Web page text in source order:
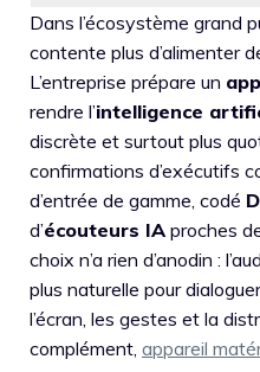
Dans l’écosystème grand
contente plus d’alimenter
L’entreprise prépare un
rendre l’intelligence
discrète et surtout plus
confirmations d’exécutifs
d’entrée de gamme, codé
d’écouteurs IA proches
choix n’a rien d’anodin :
plus naturelle pour
l’écran, les gestes et la
complément, appareil